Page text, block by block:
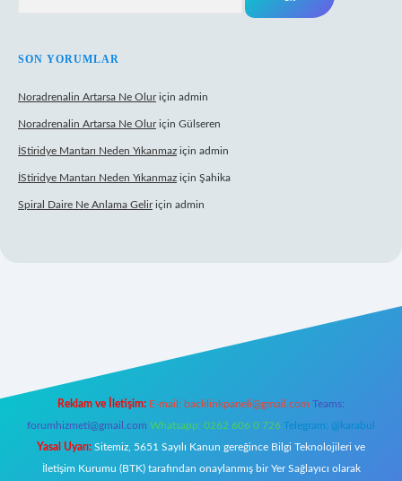
SON YORUMLAR
Noradrenalin Artarsa Ne Oluriçin admin
Noradrenalin Artarsa Ne Oluriçin Gülseren
İStiridye Mantarı Neden Yıkanmaz için admin
İStiridye Mantarı Neden Yıkanmaz için Şahika
Spiral Daire Ne Anlama Geliriçin admin
Reklam ve İletişim: E-mail: backlinkpaneli@gmail.com Teams:
forumhizmeti@gmail.com Whatsapp: 0262 606 0 726 Telegram: @karabul
Yasal Uyarı: Sitemiz, 5651 Sayılı Kanun gereğince Bilgi Teknolojileri ve
İletişim Kurumu (BTK) tarafından onaylanmış bir Yer Sağlayıcı olarak